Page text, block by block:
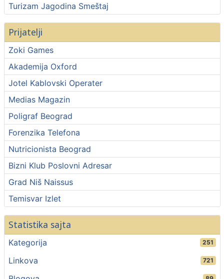
Turizam Jagodina Smeštaj
Prijatelji
Zoki Games
Akademija Oxford
Jotel Kablovski Operater
Medias Magazin
Poligraf Beograd
Forenzika Telefona
Nutricionista Beograd
Bizni Klub Poslovni Adresar
Grad Niš Naissus
Temisvar Izlet
Statistika sajta
Kategorija 251
Linkova 721